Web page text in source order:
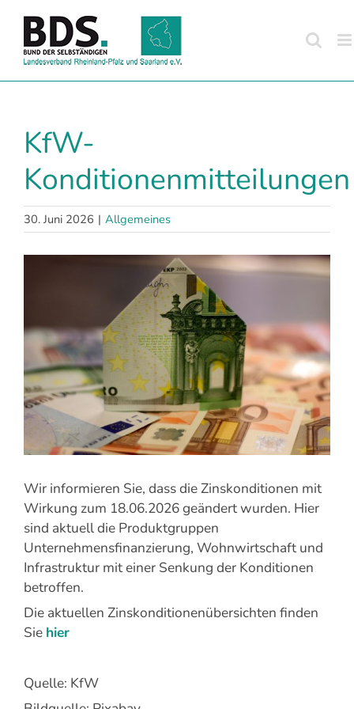
Inhalt
springen
KfW-
Konditionenmitteilungen
30. Juni 2026 | Allgemeines
Wir informieren Sie, dass die Zinskonditionen mit
Wirkung zum 18.06.2026 geändert wurden. Hier
sind aktuell die Produktgruppen
Unternehmensfinanzierung, Wohnwirtschaft und
Infrastruktur mit einer Senkung der Konditionen
betroffen.
Die aktuellen Zinskonditionenübersichten finden
Sie hier
Quelle: KfW